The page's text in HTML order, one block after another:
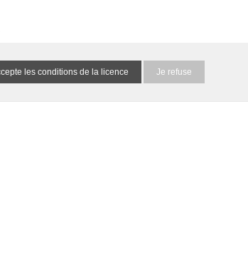
Je refuse